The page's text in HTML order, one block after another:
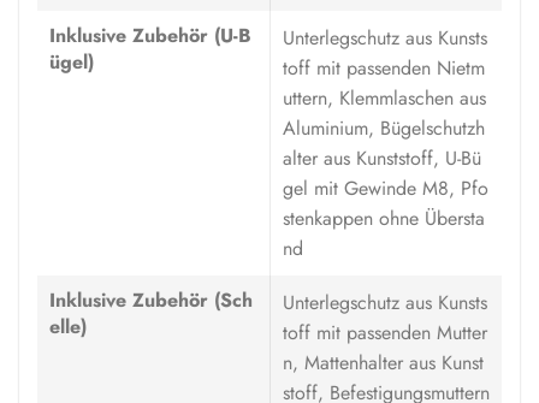
Inklusive Zubehör (U-B
ügel)
Unterlegschutz aus Kunsts
toff mit passenden Nietm
uttern, Klemmlaschen aus
Aluminium, Bügelschutzh
alter aus Kunststoff, U-Bü
gel mit Gewinde M8, Pfo
stenkappen ohne Übersta
nd
Inklusive Zubehör (Sch
elle)
Unterlegschutz aus Kunsts
toff mit passenden Mutter
n, Mattenhalter aus Kunst
stoff, Befestigungsmuttern